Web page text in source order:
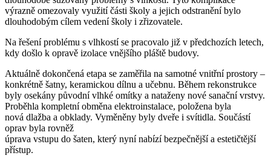
výrazně omezovaly využití části školy a jejich odstranění bylo
dlouhodobým cílem vedení školy i zřizovatele.
Na řešení problému s vlhkostí se pracovalo již v předchozích letech,
kdy došlo k opravě izolace vnějšího pláště budovy.
Aktuálně dokončená etapa se zaměřila na samotné vnitřní prostory –
konkrétně šatny, keramickou dílnu a učebnu. Během rekonstrukce
byly osekány původní vlhké omítky a nataženy nové sanační vrstvy.
Proběhla kompletní obměna elektroinstalace, položena byla
nová dlažba a obklady. Vyměněny byly dveře i svítidla. Součástí
oprav byla rovněž
úprava vstupu do šaten, který nyní nabízí bezpečnější a estetičtější
přístup.